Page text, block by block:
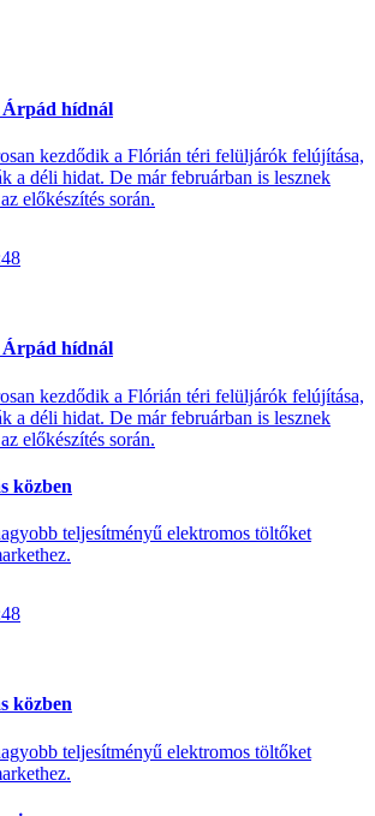
Árpád hídnál
kezdődik a Flórián téri felüljárók felújítása,
a déli hidat. De már februárban is lesznek
előkészítés során.
Árpád hídnál
kezdődik a Flórián téri felüljárók felújítása,
a déli hidat. De már februárban is lesznek
előkészítés során.
közben
teljesítményű elektromos töltőket
közben
teljesítményű elektromos töltőket